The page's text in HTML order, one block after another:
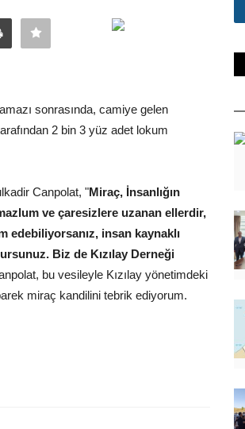
sonrasında, camiye gelen
2 bin 3 yüz adet lokum
Canpolat, "Miraç, İnsanlığın
ve çaresizlere uzanan ellerdir,
edebiliyorsanız, insan kaynaklı
Biz de Kızılay Derneği
bu vesileyle Kızılay yönetimdeki
miraç kandilini tebrik ediyorum.